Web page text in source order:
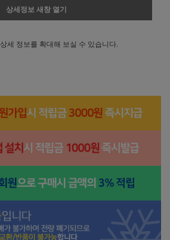
상세정보 새창 열기
상세 정보를 확대해 보실 수 있습니다.